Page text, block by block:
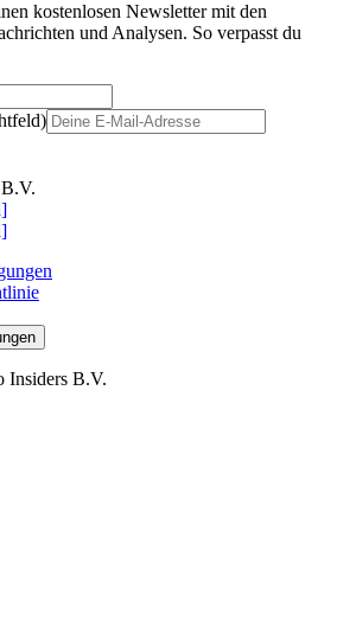
kostenlosen Newsletter mit den
und Analysen. So verpasst du
Insiders B.V.